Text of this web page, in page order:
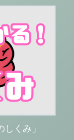
くみ」